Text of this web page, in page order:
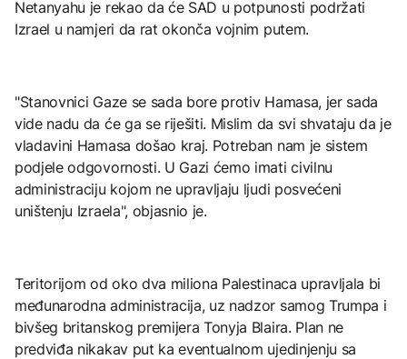
Netanyahu je rekao da će SAD u potpunosti podržati
Izrael u namjeri da rat okonča vojnim putem.
"Stanovnici Gaze se sada bore protiv Hamasa, jer sada
vide nadu da će ga se riješiti. Mislim da svi shvataju da je
vladavini Hamasa došao kraj. Potreban nam je sistem
podjele odgovornosti. U Gazi ćemo imati civilnu
administraciju kojom ne upravljaju ljudi posvećeni
uništenju Izraela", objasnio je.
Teritorijom od oko dva miliona Palestinaca upravljala bi
međunarodna administracija, uz nadzor samog Trumpa i
bivšeg britanskog premijera Tonyja Blaira. Plan ne
predviđa nikakav put ka eventualnom ujedinjenju sa